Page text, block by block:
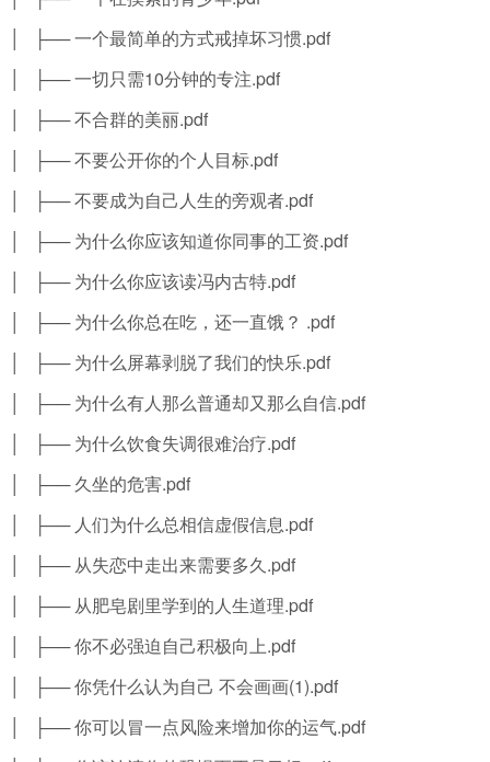
│ ├── 一个最简单的方式戒掉坏习惯.pdf
│ ├── 一切只需10分钟的专注.pdf
│ ├── 不合群的美丽.pdf
│ ├── 不要公开你的个人目标.pdf
│ ├── 不要成为自己人生的旁观者.pdf
│ ├── 为什么你应该知道你同事的工资.pdf
│ ├── 为什么你应该读冯内古特.pdf
│ ├── 为什么你总在吃，还一直饿？ .pdf
│ ├── 为什么屏幕剥脱了我们的快乐.pdf
│ ├── 为什么有人那么普通却又那么自信.pdf
│ ├── 为什么饮食失调很难治疗.pdf
│ ├── 久坐的危害.pdf
│ ├── 人们为什么总相信虚假信息.pdf
│ ├── 从失恋中走出来需要多久.pdf
│ ├── 从肥皂剧里学到的人生道理.pdf
│ ├── 你不必强迫自己积极向上.pdf
│ ├── 你凭什么认为自己 不会画画(1).pdf
│ ├── 你可以冒一点风险来增加你的运气.pdf